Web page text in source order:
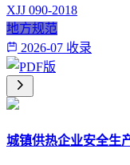
XJJ 090-2018
地方规范
2026-07 收录
城镇供热企业安全生